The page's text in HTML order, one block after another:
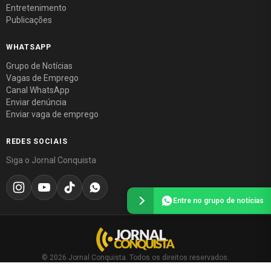
Entretenimento
Publicações
WHATSAPP
Grupo de Notícias
Vagas de Emprego
Canal WhatsApp
Enviar denúncia
Enviar vaga de emprego
REDES SOCIAIS
Siga o Jornal Conquista
© 2026 Jornal Conquista. Todos os direitos reservados.
Entre no grupo de notícias